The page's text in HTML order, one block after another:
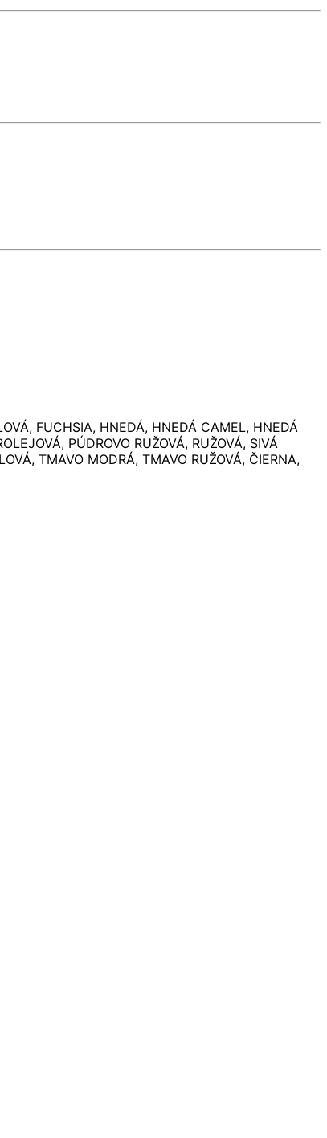
FUCHSIA, HNEDÁ, HNEDÁ CAMEL, HNEDÁ
PÚDROVO RUŽOVÁ, RUŽOVÁ, SIVÁ
TMAVO MODRÁ, TMAVO RUŽOVÁ, ČIERNA,